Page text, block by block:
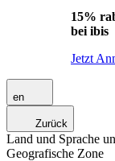
15%
bei ibis
Jetzt
en
Zurück
Land und Sprache
Geografische Zone